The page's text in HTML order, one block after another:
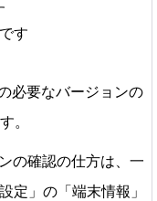
す
必要なバージョンの
。
の確認の仕方は、一
定」の「端末情報」